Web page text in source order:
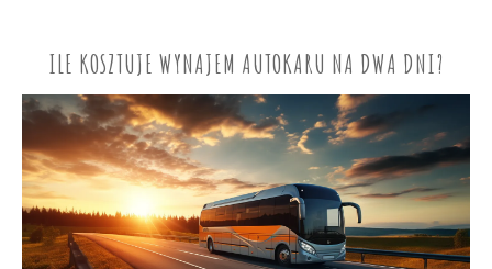
CONTENT
ILE KOSZTUJE WYNAJEM AUTOKARU NA DWA DNI?